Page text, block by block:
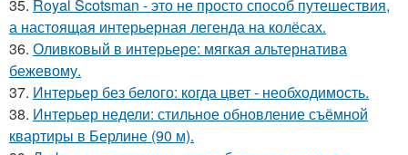
35. Royal Scotsman - это не просто способ путешествия,
а настоящая интерьерная легенда на колёсах.
36. Оливковый в интерьере: мягкая альтернатива
бежевому.
37. Интерьер без белого: когда цвет - необходимость.
38. Интерьер недели: стильное обновление съёмной
квартиры в Берлине (90 м).